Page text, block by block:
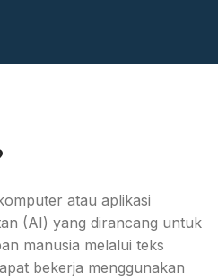
atau aplikasi
(AI) yang dirancang untuk
manusia melalui teks
bekerja menggunakan